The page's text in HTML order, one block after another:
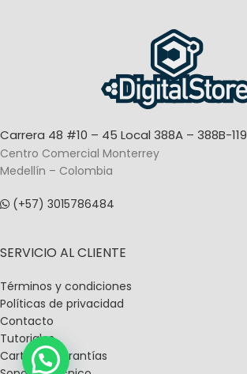
Carrera 48 #10 – 45 Local 388A – 388B-119
Centro Comercial Monterrey
Medellín – Colombia
(+57) 3015786484
SERVICIO AL CLIENTE
Términos y condiciones
Políticas de privacidad
Contacto
Tutoriales
Carta De Garantías